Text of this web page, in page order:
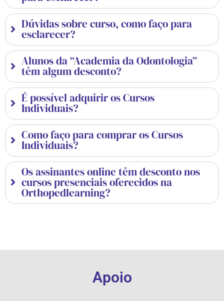
Dúvidas sobre curso, como faço para
esclarecer?
Alunos da “Academia da Odontologia”
têm algum desconto?
É possível adquirir os Cursos
Individuais?
Como faço para comprar os Cursos
Individuais?
Os assinantes online têm desconto nos
cursos presenciais oferecidos na
Orthopedlearning?
Apoio